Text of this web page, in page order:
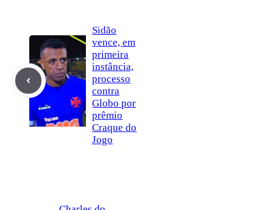
Sidão
vence, em
primeira
instância,
processo
contra
Globo por
prêmio
Craque do
Jogo